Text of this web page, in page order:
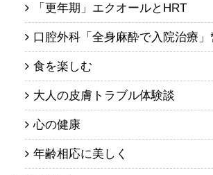
「更年期」エクオールとHRT
口腔外科「全身麻酔で入院治療
食を楽しむ
大人の皮膚トラブル体験談
心の健康
年齢相応に美しく